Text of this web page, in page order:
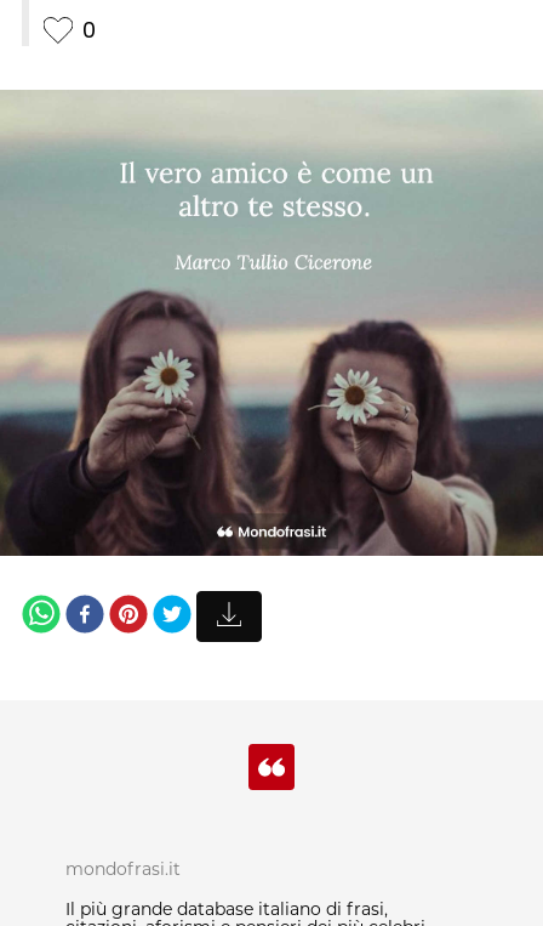
0
mondofrasi.it
Il più grande database italiano di frasi,